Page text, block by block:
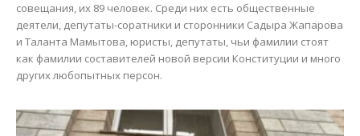
совещания, их 89 человек. Среди них есть общественные
деятели, депутаты-соратники и сторонники Садыра Жапарова
и Таланта Мамытова, юристы, депутаты, чьи фамилии стоят
как фамилии составителей новой версии Конституции и много
других любопытных персон.